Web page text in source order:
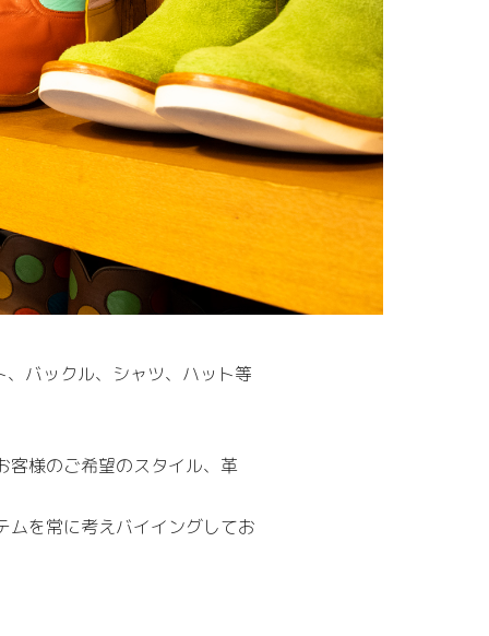
バックル、シャツ、ハット等
様のご希望のスタイル、革
ムを常に考えバイイングしてお